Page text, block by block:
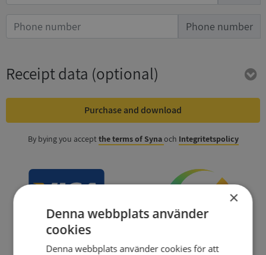
Phone number
Receipt data (optional)
Purchase and download
By bying you acceptthe terms of Synaoch Integritetspolicy
×
Denna webbplats använder
cookies
Denna webbplats använder cookies för att